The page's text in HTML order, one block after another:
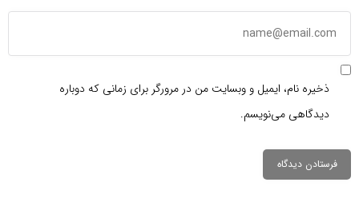
ذخیره نام، ایمیل و وبسایت من در مرورگر برای زمانی که دوباره
دیدگاهی می‌نویسم.